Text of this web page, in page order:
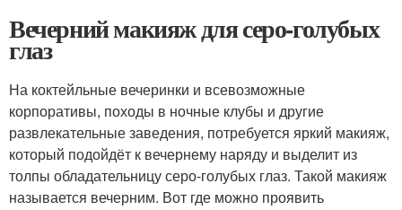
Вечерний макияж для серо-голубых
глаз
На коктейльные вечеринки и всевозможные
корпоративы, походы в ночные клубы и другие
развлекательные заведения, потребуется яркий макияж,
который подойдёт к вечернему наряду и выделит из
толпы обладательницу серо-голубых глаз. Такой макияж
называется вечерним. Вот где можно проявить